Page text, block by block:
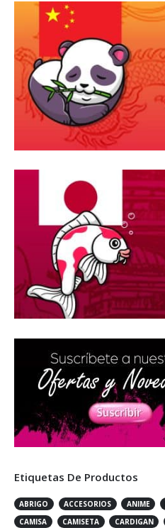
Etiquetas De Productos
ABRIGO ACCESORIOS ANIME
CAMISA
CAMISETA CARDIGAN